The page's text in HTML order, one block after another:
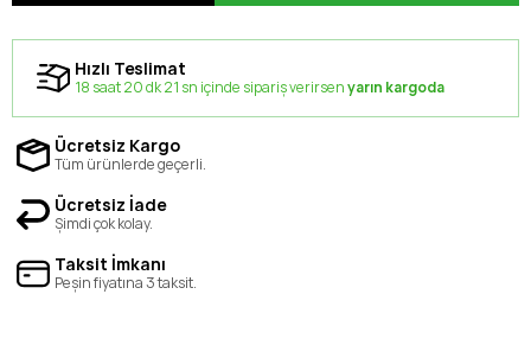
Hızlı Teslimat
18 saat 20 dk 20 sn içinde sipariş verirsenyarın kargoda
Ücretsiz Kargo
Tüm ürünlerde geçerli.
Ücretsiz İade
Şimdi çok kolay.
Taksit İmkanı
Peşin fiyatına 3 taksit.